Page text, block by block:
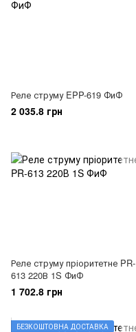
Реле струму EPP-619 ФиФ
2 035.8 грн
Реле струму пріоритетне PR-
613 220В 1S ФиФ
1 702.8 грн
БЕЗКОШТОВНА ДОСТАВКА